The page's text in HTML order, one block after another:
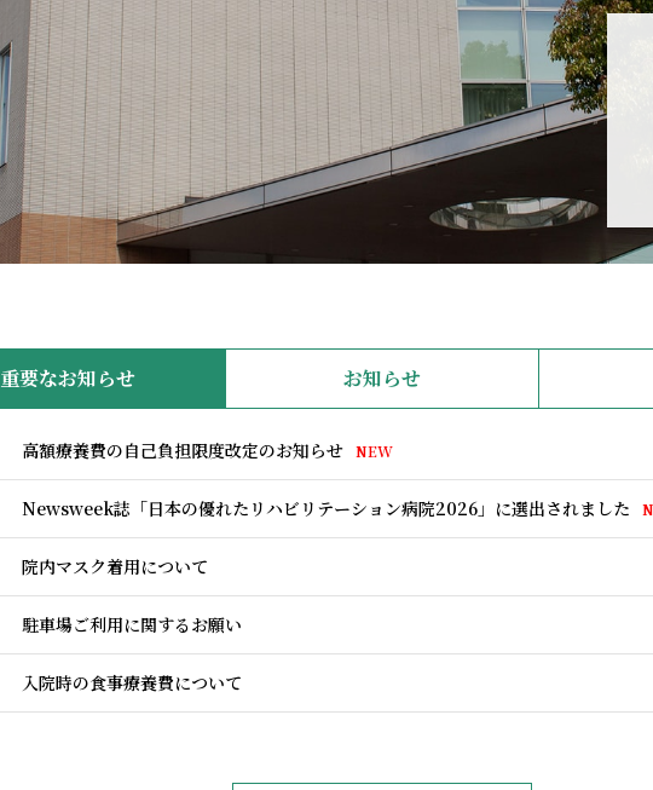
重要なお知らせ お知らせ
高額療養費の自己負担限度改定のお知らせ NEW
Newsweek誌「日本の優れたリハビリテーション病院2026」に選出されました
院内マスク着用について
駐車場ご利用に関するお願い
入院時の食事療養費について
心の交流会を開催しました NEW
高額療養費の自己負担限度改定のお知らせ NEW
Newsweek誌「日本の優れたリハビリテーション病院2026」に選出されました
院内マスク着用について
2年目看護師リフレッシュ研修を行いました
【リハビリテーション科】「PT・OT・ST」病院見学会のご案内 (8月／9月) NEW
【看護部】「看護師・看護補助者大募集」病院見学会のご案内 (8月) NEW
【リハビリテーション科】「PT・OT・ST」病院見学会のご案内 (7月／8月)
【リハビリテーション科】「PT・OT・ST」病院見学会のご案内 (6月／7月)
【看護部】「看護師・看護補助者大募集」病院見学会のご案内 (6月)